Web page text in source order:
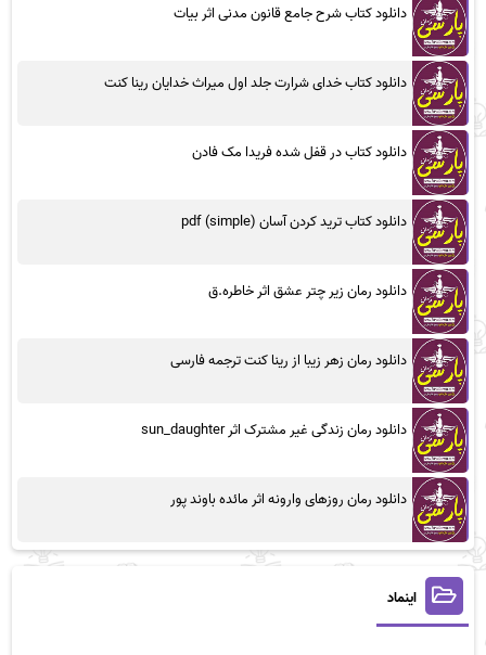
دانلود کتاب شرح جامع قانون مدنی اثر بیات
دانلود کتاب خدای شرارت جلد اول میراث خدایان رینا کنت
دانلود کتاب در قفل شده فریدا مک فادن
دانلود کتاب ترید کردن آسان (simple) pdf
دانلود رمان زیر چتر عشق اثر خاطره.ق
دانلود رمان زهر زیبا از رینا کنت ترجمه فارسی
دانلود رمان زندگی غیر مشترک اثر sun_daughter
دانلود رمان روزهای وارونه اثر مائده باوند پور
اینماد